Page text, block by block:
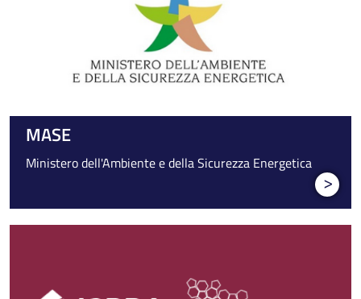
MASE
Ministero dell'Ambiente e della Sicurezza Energetica
>